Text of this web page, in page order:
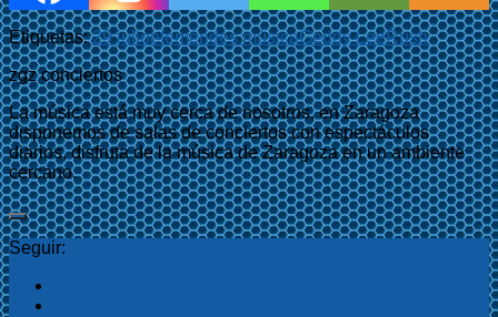
Etiquetas:29 julioefemérides músicaGeddy LeeRush
zgz conciertos
La música está muy cerca de nosotros, en Zaragoza
disponemos de salas de conciertos con espectáculos
diarios, disfruta de la música de Zaragoza en un ambiente
cercano.
Seguir: